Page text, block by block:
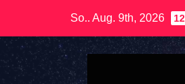
springen
So.. Aug. 9th, 2026